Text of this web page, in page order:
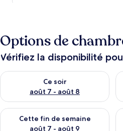
Options de
Vérifiez la disponibilité
Ce soir
août 7 - août 8
Vérifier la disponibilité pour ce
Cette fin de semaine
août 7 - août 9
Vérifier la disponibilité pour